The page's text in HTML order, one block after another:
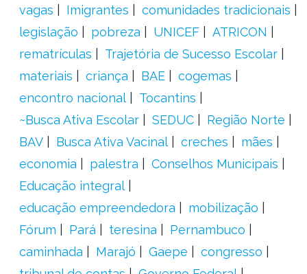
vagas
Imigrantes
comunidades tradicionais
legislação
pobreza UNICEF
ATRICON
rematrículas
Trajetória de Sucesso Escolar
materiais
criança BAE
cogemas
encontro nacional
Tocantins
~Busca Ativa Escolar
SEDUC
Região Norte
BAV
Busca Ativa Vacinal creches
mães
economia
palestra
Conselhos Municipais
Educação integral
educação empreendedora
mobilização
Fórum
Pará teresina
Pernambuco
caminhada
Marajó Gaepe
congresso